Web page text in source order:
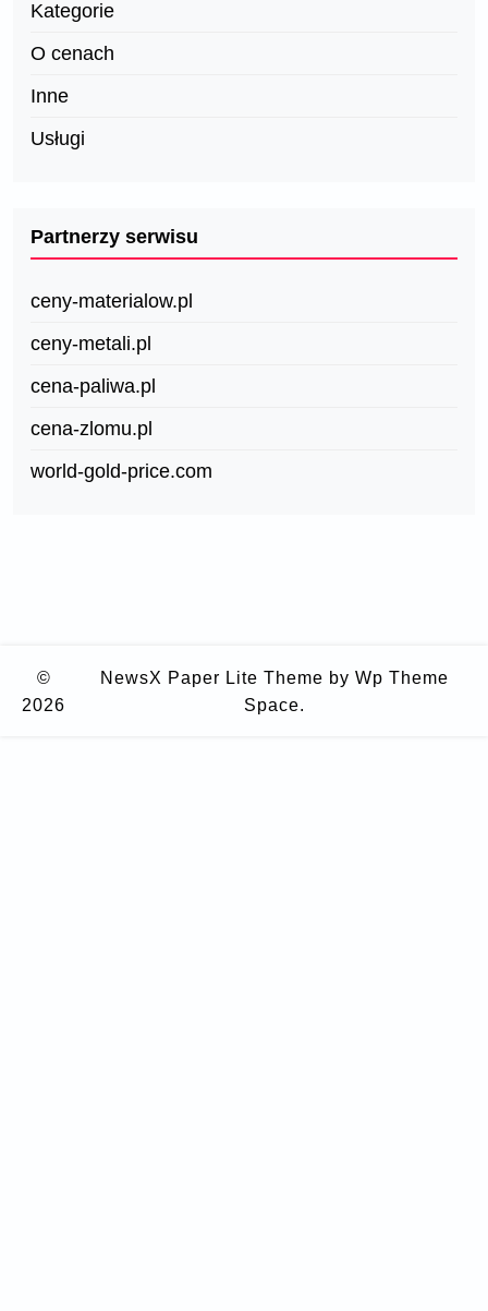
Kategorie
O cenach
Inne
Usługi
Partnerzy serwisu
ceny-materialow.pl
ceny-metali.pl
cena-paliwa.pl
cena-zlomu.pl
world-gold-price.com
©
2026
NewsX Paper Lite Theme by Wp Theme
Space.